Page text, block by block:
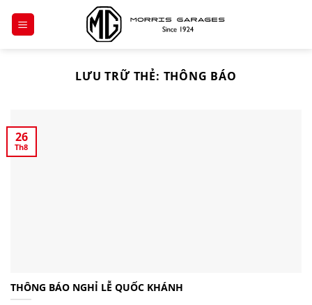
đến
LƯU TRỮ THẺ: THÔNG BÁO
THÔNG BÁO NGHỈ LỄ QUỐC KHÁNH
26
Th8